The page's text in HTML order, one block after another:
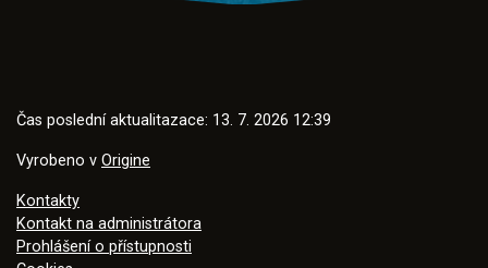
Čas poslední aktualitazace: 13. 7. 2026 12:39
Vyrobeno v Origine
Kontakty
Kontakt na administrátora
Prohlášení o přístupnosti